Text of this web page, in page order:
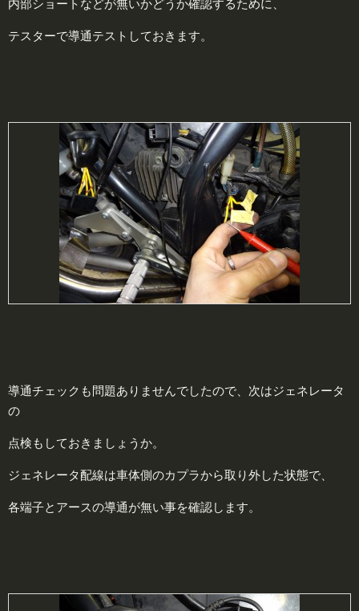
内部ショートなどが無いかどうか確認するために、
テスターで導通テストしておきます。
導通チェックも問題ありませんでしたので、次はジェネレータ
の
点検もしておきましょうか。
ジェネレータ配線は車体側のカプラから取り外した状態で、
各端子とアースの導通が無い事を確認します。